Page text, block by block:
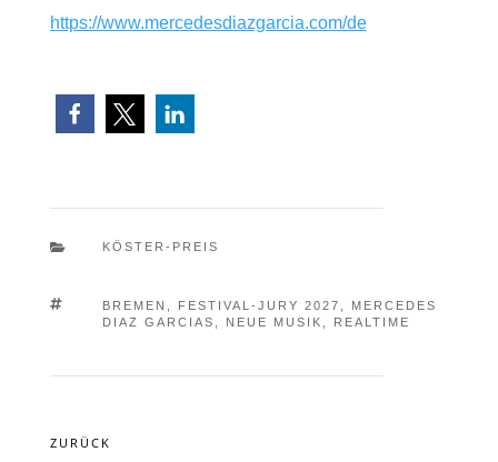
https://www.mercedesdiazgarcia.com/de
 KÖSTER-PREIS
 BREMEN FESTIVAL-JURY 2027
MERCEDES
DIAZ GARCIAS
NEUE MUSIK REALTIME
ZURÜCK